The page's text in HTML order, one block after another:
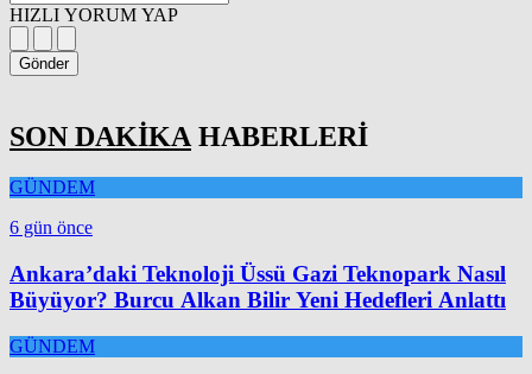
HIZLI YORUM YAP
Gönder
SON DAKİKA HABERLERİ
GÜNDEM
6 gün önce
Ankara’daki Teknoloji Üssü Gazi Teknopark Nasıl
Büyüyor? Burcu Alkan Bilir Yeni Hedefleri Anlattı
GÜNDEM